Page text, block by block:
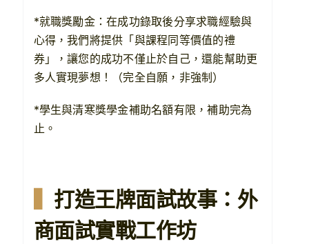
*就職獎勵金：在成功錄取後分享求職經驗與
心得，我們將提供「與課程同等價值的禮
券」，讓您的成功不僅止於自己，還能幫助更
多人實現夢想！（完全自願，非強制）
*學生與清寒獎學金補助名額有限，補助完為
止。
打造王牌面試故事：外
商面試實戰工作坊